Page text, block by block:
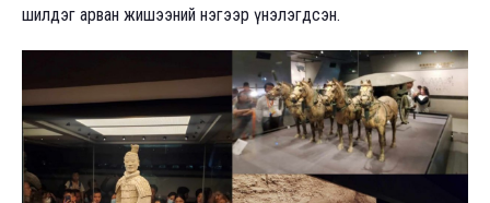
шилдэг арван жишээний нэгээр үнэлэгдсэн.